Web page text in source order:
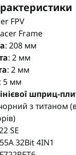
FPV
Frame
: 208 мм
: 2 мм
: 2 мм
: 5 мм
шприц-
з титаном (в
SE
32Bit 4IN1